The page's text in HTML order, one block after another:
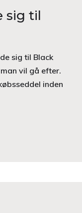
sig til
sig til Black
vil gå efter.
inden